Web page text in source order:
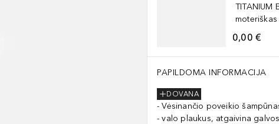
TITANIUM
0,00 €
PAPILDOMA INFORMACIJA
DOVANA
Vėsinančio poveikio
valo plaukus, atgaivina